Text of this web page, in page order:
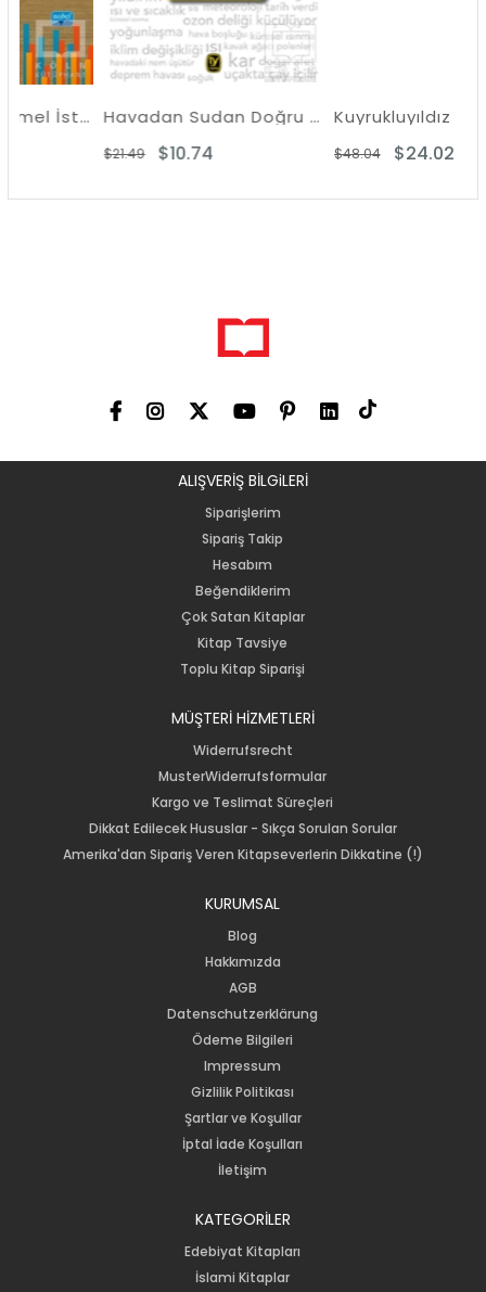
Ormancılıkta Temel İstatistik ve R Uygulamaları Havadan Sudan Doğru Bilinen Yanlışlar
$10.74
Kuyrukluyıldız
$24.02
ALIŞVERİŞ BİLGiLERİ
Siparişlerim
Sipariş Takip
Hesabım
Beğendiklerim
Çok Satan Kitaplar
Kitap Tavsiye
Toplu Kitap Siparişi
MÜŞTERİ HİZMETLERİ
Widerrufsrecht
MusterWiderrufsformular
Kargo ve Teslimat Süreçleri
Dikkat Edilecek Hususlar - Sıkça Sorulan Sorular
Amerika'dan Sipariş Veren Kitapseverlerin Dikkatine (!)
KURUMSAL
Blog
Hakkımızda
AGB
Datenschutzerklärung
Ödeme Bilgileri
Impressum
Gizlilik Politikası
Şartlar ve Koşullar
İptal İade Koşulları
İletişim
KATEGORİLER
Edebiyat Kitapları
İslami Kitaplar